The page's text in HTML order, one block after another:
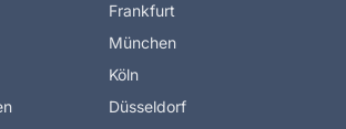
Frankfurt
München
Köln
Düsseldorf